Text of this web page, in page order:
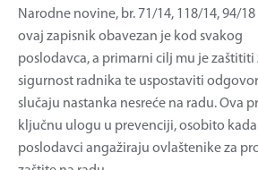
Narodne novine, br. 71/14, 118/14, 94/18
ovaj zapisnik obavezan je kod svakog
poslodavca, a primarni cilj mu je zaštititi
sigurnost radnika te uspostaviti
slučaju nastanka nesreće na radu. Ova
ključnu ulogu u prevenciji, osobito kada
poslodavci angažiraju ovlaštenike za